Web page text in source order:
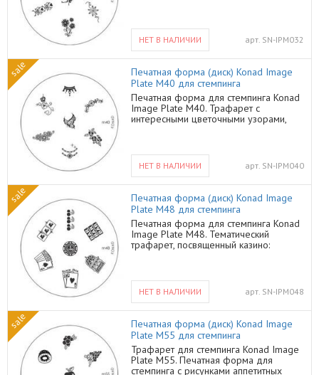
понравятся всем девушкам и
подойдут для ногтей любой формы. С
трафаретом Konad Вы сможете
создать ногтевой дизайн любой
сложности и потратите на это всего
несколько минут.
НЕТ В НАЛИЧИИ арт. SN-IPM032
sale
Печатная форма (диск) Konad Image
Plate M40 для стемпинга
Печатная форма для стемпинга Konad
Image Plate M40. Трафарет с
интересными цветочными узорами,
и сногсшибательный ногтевой дизайн
для выхода в свет. Все это с
трафаретами и лаками для стемпинга
от Konad получается довольно просто
и невероятно быстро.
НЕТ В НАЛИЧИИ арт. SN-IPM040
sale
Печатная форма (диск) Konad Image
Plate M48 для стемпинга
Печатная форма для стемпинга Konad
Image Plate M48. Тематический
трафарет, посвященный казино:
комбинации. Такие рисунки очень
сложно воссоздать самостоятельно
без большого опыта. А с трафаретом
от Конад Вы сможете создать
необычный ногтевой дизайн и удивить
своих подруг, даже если Вы новичок и
почти не знакомы со стемпингом.
НЕТ В НАЛИЧИИ арт. SN-IPM048
sale
Печатная форма (диск) Konad Image
Plate M55 для стемпинга
Трафарет для стемпинга Konad Image
Plate M55. Печатная форма для
стемпинга с рисунками аппетитных